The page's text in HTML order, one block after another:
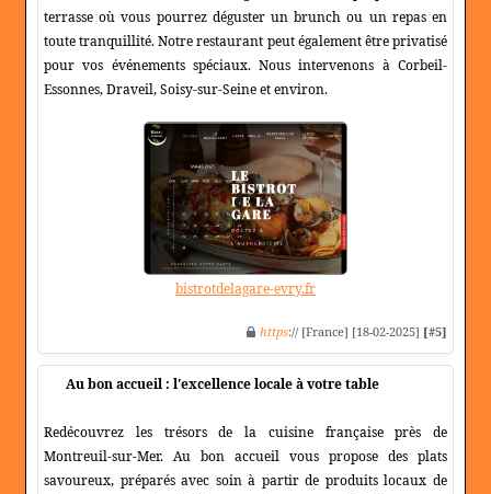
terrasse où vous pourrez déguster un brunch ou un repas en
toute tranquillité. Notre restaurant peut également être privatisé
pour vos événements spéciaux. Nous intervenons à Corbeil-
Essonnes, Draveil, Soisy-sur-Seine et environ.
bistrotdelagare-evry.fr
https:// [France] [18-02-2025] [#5]
Au bon accueil : l'excellence locale à votre table
Redécouvrez les trésors de la cuisine française près de
Montreuil-sur-Mer. Au bon accueil vous propose des plats
savoureux, préparés avec soin à partir de produits locaux de